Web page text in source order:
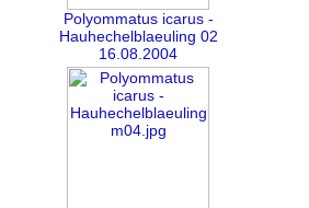
Polyommatus icarus -
Hauhechelblaeuling 02
16.08.2004